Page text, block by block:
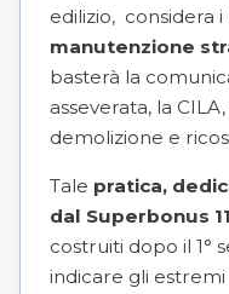
edilizio, considera
manutenzione
basterà la
asseverata, la
demolizione e
Tale pratica,
dal Superbonus
costruiti dopo il 1°
indicare gli